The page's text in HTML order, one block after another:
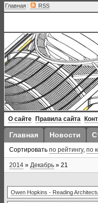
Главная | RSS
О сайте Правила сайта
Главная Новости
Сортировать по рейтингу, по
2014 » Декабрь » 21
Owen Hopkins - Reading